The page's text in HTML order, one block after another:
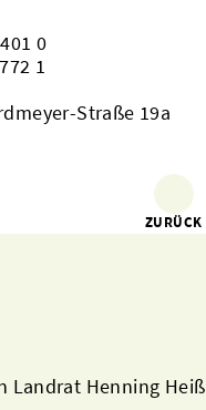
0
1
Straße 19a
ZURÜCK
Landrat Henning Heiß